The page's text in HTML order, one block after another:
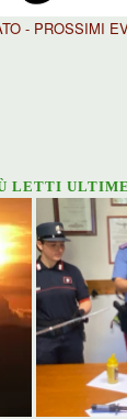
- PROSSIMI
LETTI